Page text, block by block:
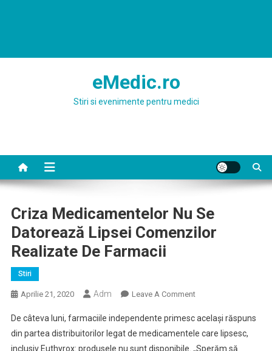
eMedic.ro
Stiri si evenimente pentru medici
Criza Medicamentelor Nu Se
Datorează Lipsei Comenzilor
Realizate De Farmacii
Stiri
Aprilie 21, 2020 Adm Leave A CommentOn
Medicamentelor
Nu
De câteva luni, farmaciile independente primesc același răspuns
din partea distribuitorilor legat de medicamentele care lipsesc,
inclusiv Euthyrox: produsele nu sunt disponibile. „Sperăm să